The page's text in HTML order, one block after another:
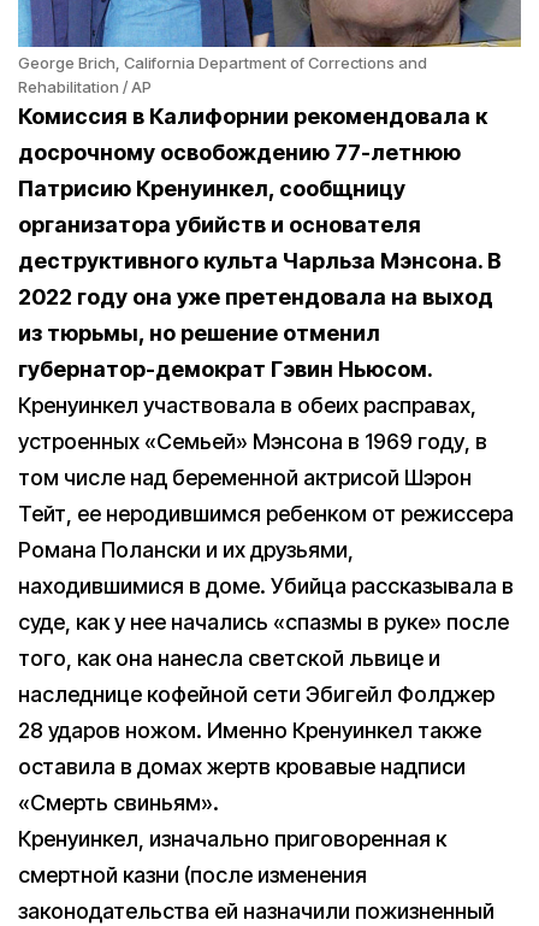
George Brich, California Department of Corrections and
Rehabilitation / AP
Комиссия в Калифорнии рекомендовала к
досрочному освобождению 77-летнюю
Патрисию Кренуинкел, сообщницу
организатора убийств и основателя
деструктивного культа Чарльза Мэнсона. В
2022 году она уже претендовала на выход
из тюрьмы, но решение отменил
губернатор-демократ Гэвин Ньюсом.
Кренуинкел участвовала в обеих расправах,
устроенных «Семьей» Мэнсона в 1969 году, в
том числе над беременной актрисой Шэрон
Тейт, ее неродившимся ребенком от режиссера
Романа Полански и их друзьями,
находившимися в доме. Убийца рассказывала в
суде, как у нее начались «спазмы в руке» после
того, как она нанесла светской львице и
наследнице кофейной сети Эбигейл Фолджер
28 ударов ножом. Именно Кренуинкел также
оставила в домах жертв кровавые надписи
«Смерть свиньям».
Кренуинкел, изначально приговоренная к
смертной казни (после изменения
законодательства ей назначили пожизненный